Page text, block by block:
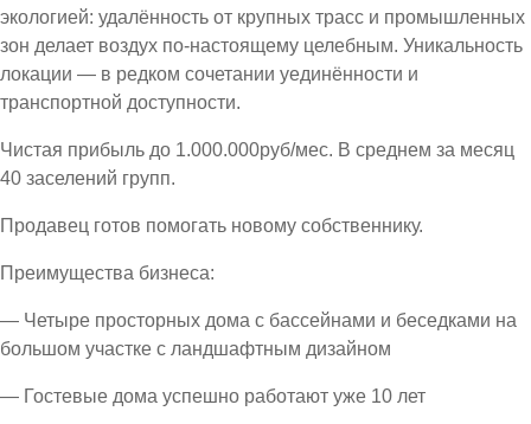
экологией: удалённость от крупных трасс и промышленных
зон делает воздух по-настоящему целебным. Уникальность
локации — в редком сочетании уединённости и
транспортной доступности.
Чистая прибыль до 1.000.000руб/мес. В среднем за месяц
40 заселений групп.
Продавец готов помогать новому собственнику.
Преимущества бизнеса:
— Четыре просторных дома с бассейнами и беседками на
большом участке с ландшафтным дизайном
— Гостевые дома успешно работают уже 10 лет